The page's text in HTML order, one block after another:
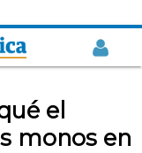
el
monos en